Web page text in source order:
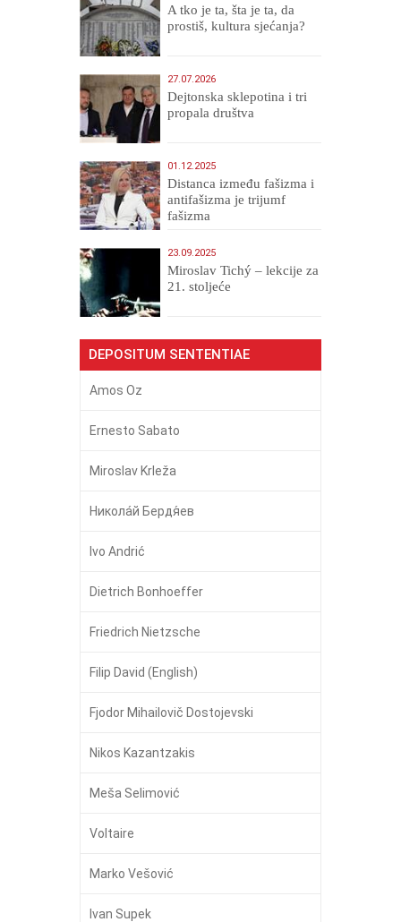
A tko je ta, šta je ta, da
prostiš, kultura sjećanja?
27.07.2026
Dejtonska sklepotina i tri
propala društva
01.12.2025
Distanca između fašizma i
antifašizma je trijumf
fašizma
23.09.2025
Miroslav Tichý – lekcije za
21. stoljeće
DEPOSITUM SENTENTIAE
Amos Oz
Ernesto Sabato
Miroslav Krleža
Никола́й Бердя́ев
Ivo Andrić
Dietrich Bonhoeffer
Friedrich Nietzsche
Filip David (English)
Fjodor Mihailovič Dostojevski
Nikos Kazantzakis
Meša Selimović
Voltaire
Marko Vešović
Ivan Supek